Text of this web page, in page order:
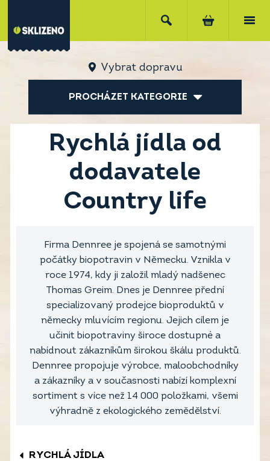
Vybrat dopravu
PROCHÁZET KATEGORIE
Rychlá jídla od
dodavatele
Country life
Firma Dennree je spojená se samotnými
počátky biopotravin v Německu. Vznikla v
roce 1974, kdy ji založil mladý nadšenec
Thomas Greim. Dnes je Dennree přední
specializovaný prodejce bioproduktů v
německy mluvícím regionu. Jejich cílem je
učinit biopotraviny široce dostupné a
nabídnout zákazníkům širokou škálu produktů.
Dennree propojuje výrobce, maloobchodníky
a zákazníky a v současnosti nabízí komplexní
sortiment s více než 14 000 položkami, všemi
výhradně z ekologického zemědělství.
RYCHLÁ JÍDLA